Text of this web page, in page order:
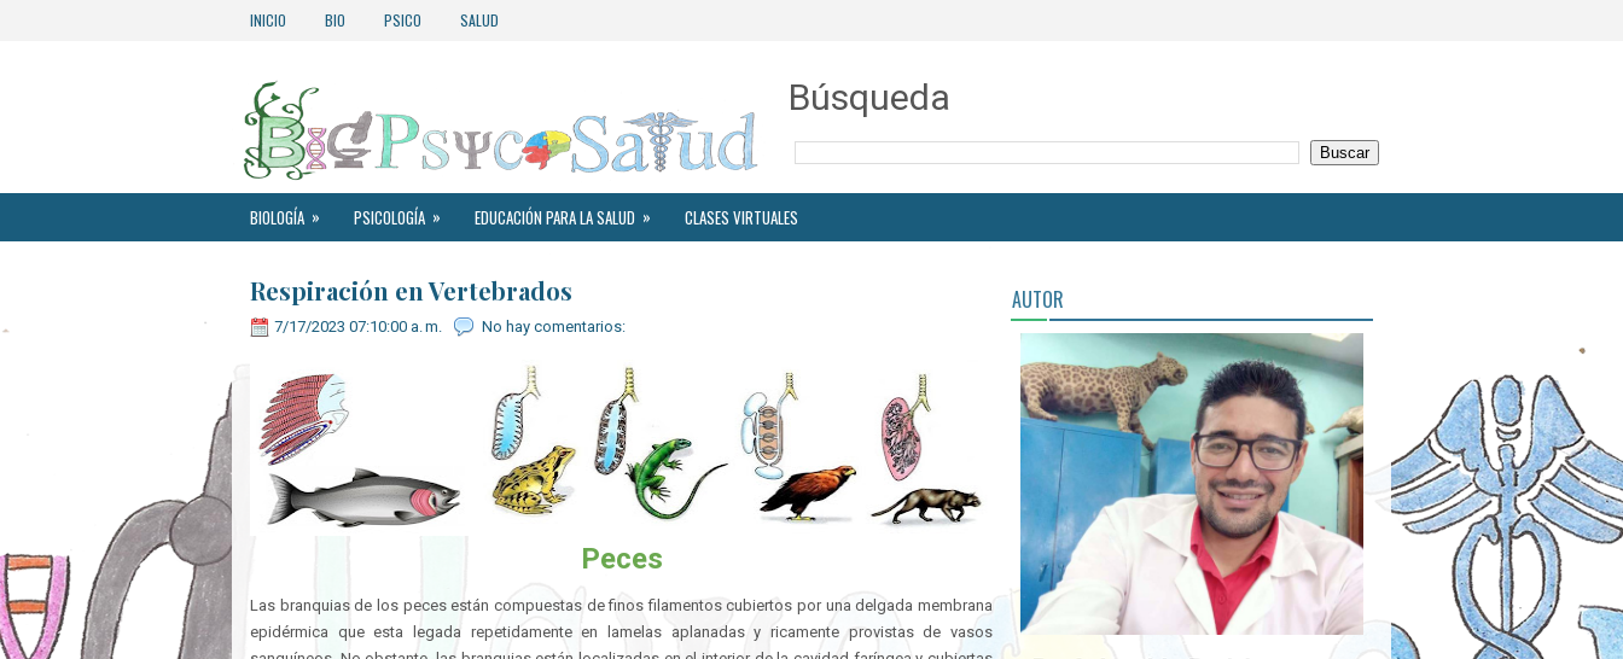
INICIO BIO PSICO SALUD
Búsqueda
BIOLOGÍA » PSICOLOGÍA » EDUCACIÓN PARA LA SALUD » CLASES VIRTUALES
Respiración en Vertebrados
7/17/2023 07:10:00 a. m. No hay comentarios:
Peces
Las branquias de los peces están compuestas de finos filamentos cubiertos por una delgada membrana
epidérmica que esta legada repetidamente en lamelas aplanadas y ricamente provistas de vasos
AUTOR